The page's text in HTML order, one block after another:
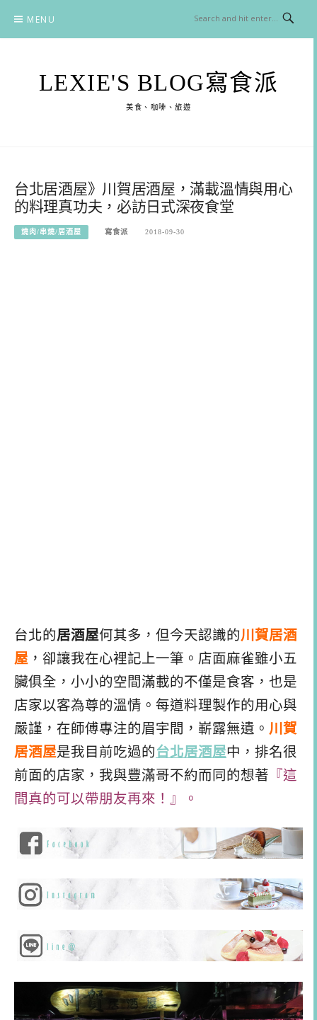
content
MENU
LEXIE'S BLOG寫食派
美食、咖啡、旅遊
台北居酒屋》川賀居酒屋，滿載溫情與用心
的料理真功夫，必訪日式深夜食堂
燒肉/串燒/居酒屋 寫食派 2018-09-30
台北的居酒屋何其多，但今天認識的川賀居酒
屋 ，卻讓我在心裡記上一筆。店面麻雀雖小五
臟俱全，小小的空間滿載的不僅是食客，也是
店家以客為尊的溫情。每道料理製作的用心與
嚴謹，在師傅專注的眉宇間，嶄露無遺。 川賀
居酒屋是我目前吃過的台北居酒屋中，排名很
前面的店家，我與豐滿哥不約而同的想著 『這
間真的可以帶朋友再來！』。